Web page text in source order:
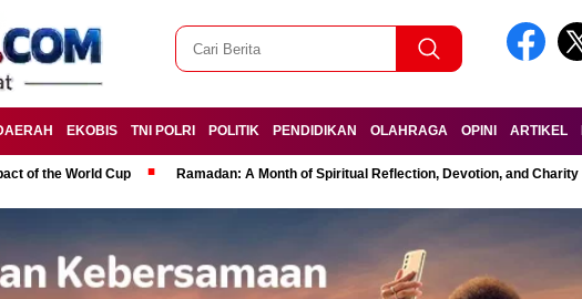
EKOBIS TNI POLRI POLITIK PENDIDIKAN OLAHRAGA OPINI ARTIKEL
of the World Cup Ramadan: A Month of Spiritual Reflection, Devotion, and Charity